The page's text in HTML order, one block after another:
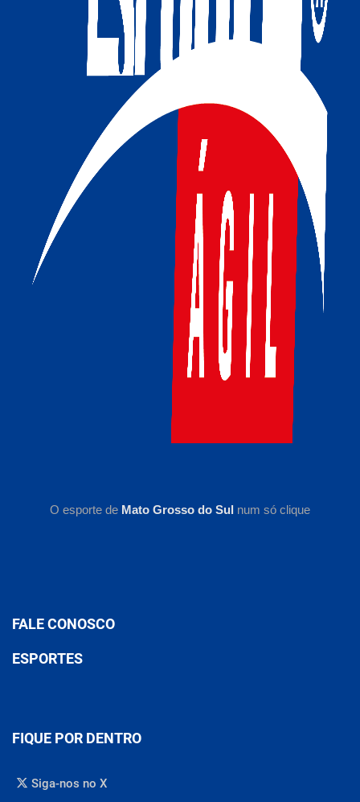
O esporte de Mato Grosso do Sul num só clique
FALE CONOSCO
ESPORTES
FIQUE POR DENTRO
Siga-nos no X